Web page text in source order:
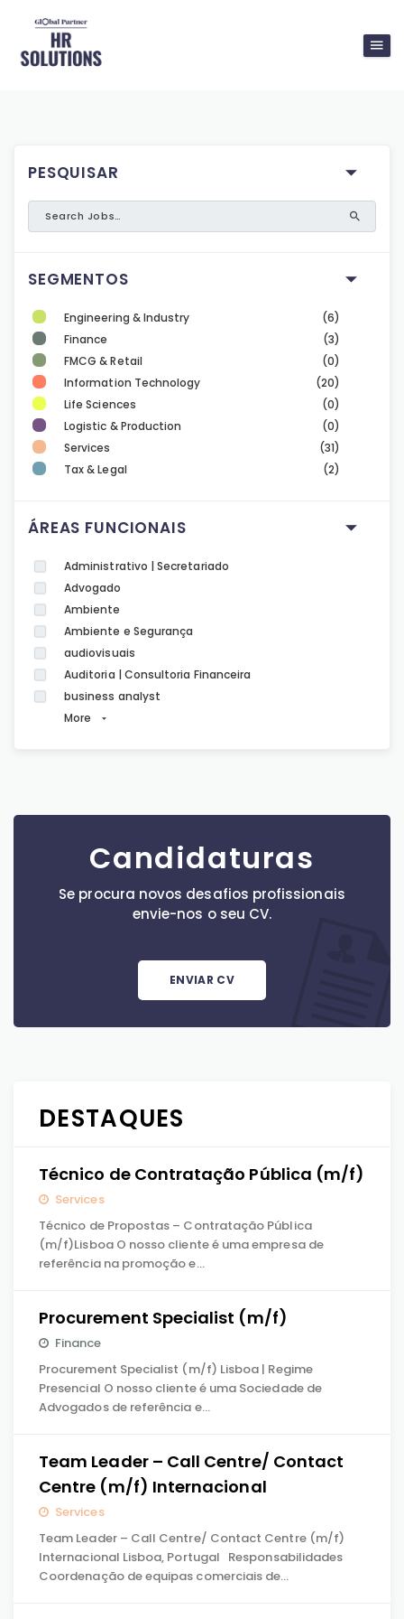
PESQUISAR
SEGMENTOS
Engineering & Industry
(6)
Finance
(3)
FMCG & Retail
(0)
Information Technology
(20)
Life Sciences
(0)
Logistic & Production
(0)
Services
(31)
Tax & Legal
(2)
ÁREAS FUNCIONAIS
Administrativo | Secretariado
Advogado
Ambiente
Ambiente e Segurança
audiovisuais
Auditoria | Consultoria Financeira
business analyst
More
Candidaturas
Se procura novos desafios profissionais
envie-nos o seu CV.
ENVIAR CV
DESTAQUES
Técnico de Contratação Pública (m/f)
Services
Técnico de Propostas – Contratação Pública
(m/f)Lisboa O nosso cliente é uma empresa de
referência na promoção e…
Procurement Specialist (m/f)
Finance
Procurement Specialist (m/f) Lisboa | Regime
Presencial O nosso cliente é uma Sociedade de
Advogados de referência e…
Team Leader – Call Centre/ Contact
Centre (m/f) Internacional
Services
Team Leader – Call Centre/ Contact Centre (m/f)
Internacional Lisboa, Portugal Responsabilidades
Coordenação de equipas comerciais de…